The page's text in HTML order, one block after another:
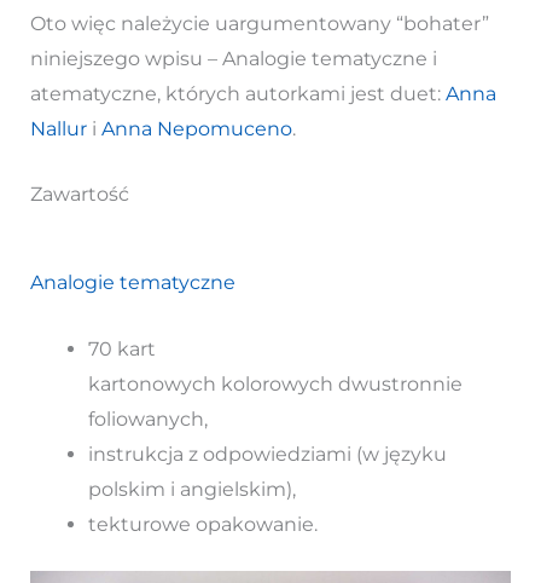
Oto więc należycie uargumentowany “bohater”
niniejszego wpisu – Analogie tematyczne i
atematyczne, których autorkami jest duet: Anna
Nalluri Anna Nepomuceno.
Zawartość
Analogie tematyczne
70 kart
kartonowych kolorowych dwustronnie
foliowanych,
instrukcja z odpowiedziami (w języku
polskim i angielskim),
tekturowe opakowanie.